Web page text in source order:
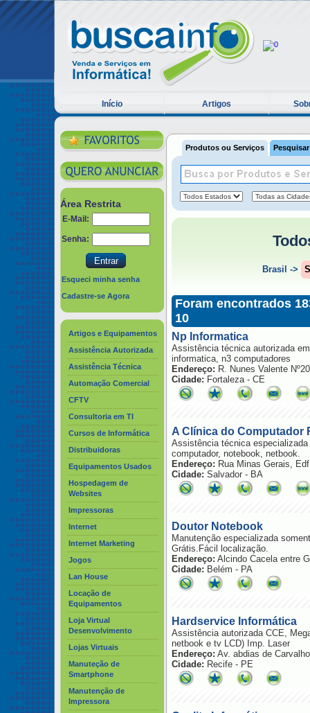
Início Artigos
Área Restrita
E-Mail:
Senha:
Esqueci minha senha
Cadastre-se Agora
Artigos e Equipamentos
Assistência Autorizada
Assistência Técnica
Automação Comercial
CFTV
Consultoria em TI
Cursos de Informática
Distribuidoras
Equipamentos Usados
Hospedagem de
Websites
Impressoras
Internet
Internet Marketing
Jogos
Lan House
Locação de
Equipamentos
Loja Virtual
Desenvolvimento
Lojas Virtuais
Manuteção de
Smartphone
Manutenção de
Impressora
Produtos ou Serviços
Brasil ->
Foram encontrados
10
Np Informatica
Assistência técnica autorizada
informatica, n3 computadores
Endereço: R. Nunes Valente
Cidade: Fortaleza - CE
A Clínica do Computador
Assistência técnica
computador, notebook, netbook.
Endereço: Rua Minas Gerais,
Cidade: Salvador - BA
Doutor Notebook
Manutenção especializada
Grátis.Fácil localização.
Endereço: Alcindo Cacela entre
Cidade: Belém - PA
Hardservice Informática
Assistência autorizada CCE,
netbook e tv LCD) Imp. Laser
Endereço: Av. abdias de
Cidade: Recife - PE